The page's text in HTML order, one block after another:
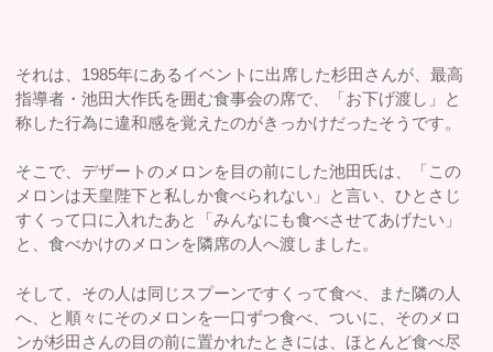
それは、1985年にあるイベントに出席した杉田さんが、最高
指導者・池田大作氏を囲む食事会の席で、「お下げ渡し」と
称した行為に違和感を覚えたのがきっかけだったそうです。
そこで、デザートのメロンを目の前にした池田氏は、「この
メロンは天皇陛下と私しか食べられない」と言い、ひとさじ
すくって口に入れたあと「みんなにも食べさせてあげたい」
と、食べかけのメロンを隣席の人へ渡しました。
そして、その人は同じスプーンですくって食べ、また隣の人
へ、と順々にそのメロンを一口ずつ食べ、ついに、そのメロ
ンが杉田さんの目の前に置かれたときには、ほとんど食べ尽